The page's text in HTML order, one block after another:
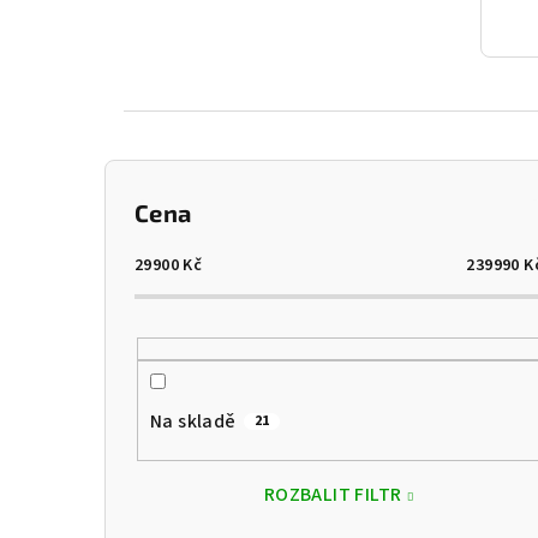
P
Cena
29900 Kč 239990
Na skladě 21
ROZBALIT FILTR